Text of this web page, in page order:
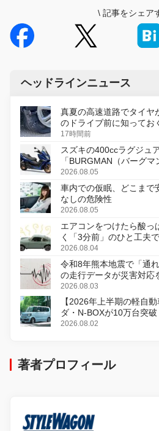
\ 記事をシェア
ヘッドラインニュース
真夏の高速道路でタイヤ
のドライブ前に知ってお
17時間前
スズキの400ccラグジュ
「BURGMAN（バーグマ
変更し、8月18日に発売
2026.08.05
車内での仮眠、どこまで
なしの危険性
2026.08.05
エアコンをつけたら酸
く「3分前」のひと工夫
2026.08.04
令和8年熊本地震で「通
の走行データが災害対応
2026.08.03
【2026年上半期の軽自
ダ・N-BOXが10万台突破
感
2026.08.02
著者プロフィール